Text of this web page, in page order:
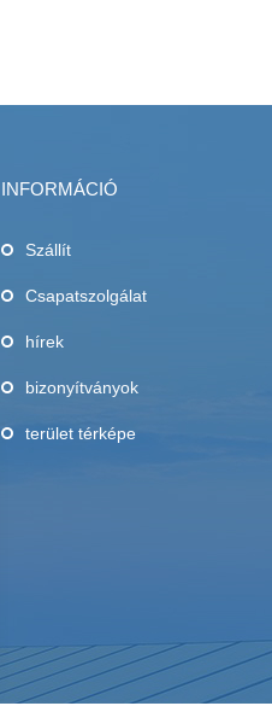
INFORMÁCIÓ
Szállít
Csapatszolgálat
hírek
bizonyítványok
terület térképe